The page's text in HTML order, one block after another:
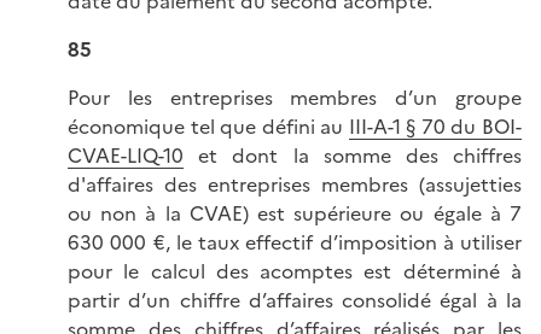
85
Pour les entreprises membres d’un groupe
économique tel que défini au III-A-1 § 70 du BOI-
CVAE-LIQ-10 et dont la somme des chiffres
d'affaires des entreprises membres (assujetties
ou non à la CVAE) est supérieure ou égale à 7
630 000 €, le taux effectif d’imposition à utiliser
pour le calcul des acomptes est déterminé à
partir d’un chiffre d’affaires consolidé égal à la